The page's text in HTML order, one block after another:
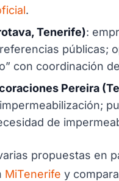
.
Tenerife):
públicas;
con coordinación
Pereira
de
propuestas en
MiTenerife y